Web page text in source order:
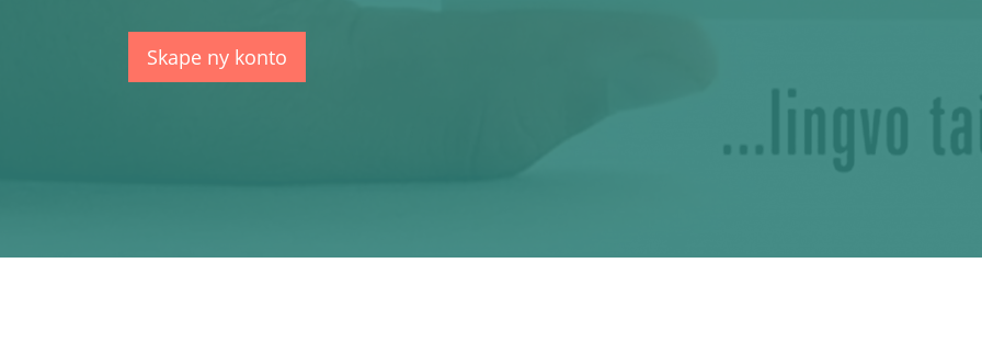
Skape ny konto